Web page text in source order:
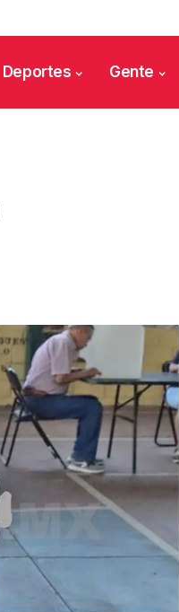
Deportes Gente